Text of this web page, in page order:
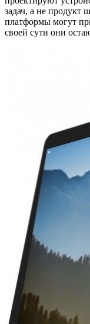
задач, а не продукт
платформы могут
своей сути они